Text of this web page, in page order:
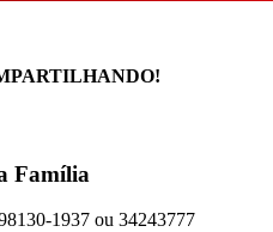
Família
1937 ou 34243777